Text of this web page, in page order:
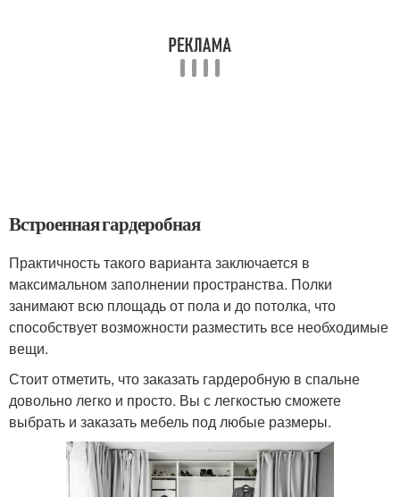
Встроенная гардеробная
Практичность такого варианта заключается в
максимальном заполнении пространства. Полки
занимают всю площадь от пола и до потолка, что
способствует возможности разместить все необходимые
вещи.
Стоит отметить, что заказать гардеробную в спальне
довольно легко и просто. Вы с легкостью сможете
выбрать и заказать мебель под любые размеры.